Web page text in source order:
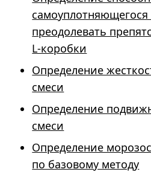
самоуплотняющегося
преодолевать
L-коробки
Определение
смеси
Определение
смеси
Определение
по базовому методу